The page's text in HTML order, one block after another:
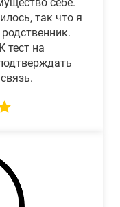
себе.
так что я
тест на